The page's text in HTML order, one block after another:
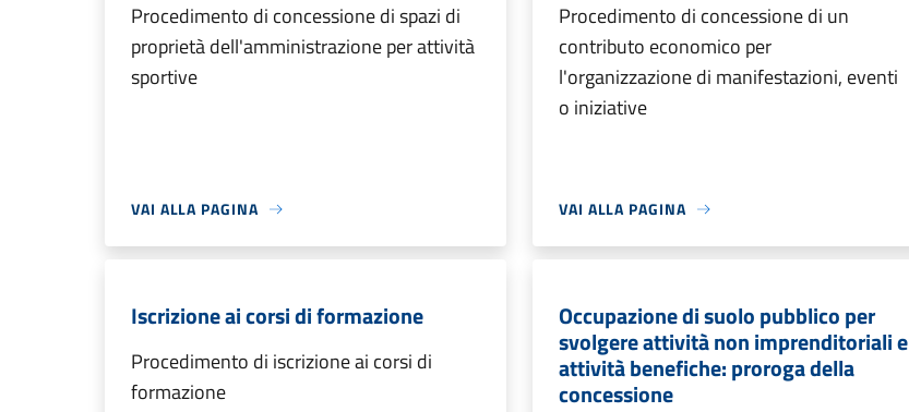
Procedimento di concessione di spazi di
proprietà dell'amministrazione per attività
sportive
VAI ALLA PAGINA
Procedimento di concessione di un
contributo economico per
l'organizzazione di manifestazioni, eventi
o iniziative
VAI ALLA PAGINA
Iscrizione ai corsi di formazione
Procedimento di iscrizione ai corsi di
formazione
Occupazione di suolo pubblico per
svolgere attività non imprenditoriali e
attività benefiche: proroga della
concessione